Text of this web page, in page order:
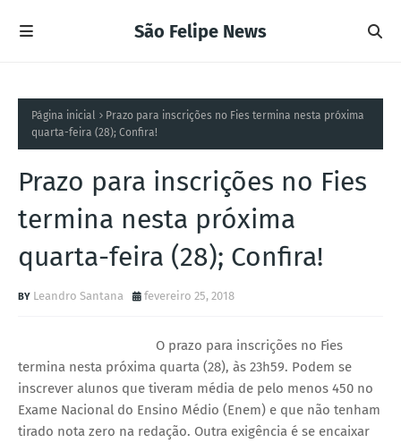
São Felipe News
Página inicial
Prazo para inscrições no Fies termina nesta próxima
quarta-feira (28); Confira!
Prazo para inscrições no Fies
termina nesta próxima
quarta-feira (28); Confira!
Leandro Santana fevereiro 25, 2018
O prazo para inscrições no Fies
termina nesta próxima quarta (28), às 23h59. Podem se
inscrever alunos que tiveram média de pelo menos 450 no
Exame Nacional do Ensino Médio (Enem) e que não tenham
tirado nota zero na redação. Outra exigência é se encaixar